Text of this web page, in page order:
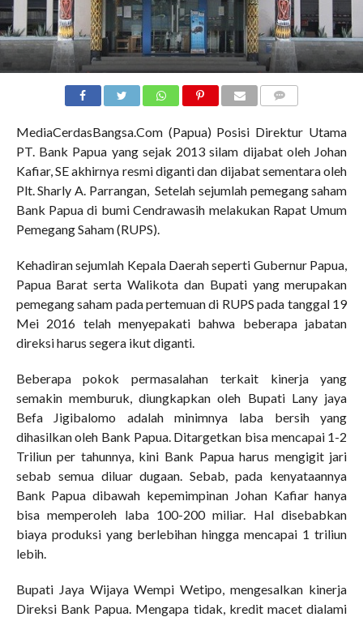
MediaCerdasBangsa.Com (Papua) Posisi Direktur Utama
PT. Bank Papua yang sejak 2013 silam dijabat oleh Johan
Kafiar, SE akhirnya resmi diganti dan dijabat sementara oleh
Plt. Sharly A. Parrangan, Setelah sejumlah pemegang saham
Bank Papua di bumi Cendrawasih melakukan Rapat Umum
Pemegang Saham (RUPS).
Kehadiran sejumlah Kepala Daerah seperti Gubernur Papua,
Papua Barat serta Walikota dan Bupati yang merupakan
pemegang saham pada pertemuan di RUPS pada tanggal 19
Mei 2016 telah menyepakati bahwa beberapa jabatan
direksi harus segera ikut diganti.
Beberapa pokok permasalahan terkait kinerja yang
semakin memburuk, diungkapkan oleh Bupati Lany jaya
Befa Jigibalomo adalah minimnya laba bersih yang
dihasilkan oleh Bank Papua. Ditargetkan bisa mencapai 1-2
Triliun per tahunnya, kini Bank Papua harus mengigit jari
sebab semua diluar dugaan. Sebab, pada kenyataannya
Bank Papua dibawah kepemimpinan Johan Kafiar hanya
bisa memperoleh laba 100-200 miliar. Hal disebabkan
biaya produksi yang berlebihan hingga mencapai 1 triliun
lebih.
Bupati Jaya Wijaya Wempi Wetipo, mengesalkan kinerja
Direksi Bank Papua. Mengapa tidak, kredit macet dialami